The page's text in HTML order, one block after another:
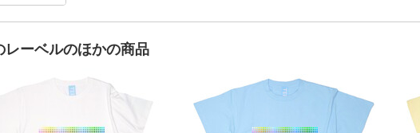
レーベルのほかの商品